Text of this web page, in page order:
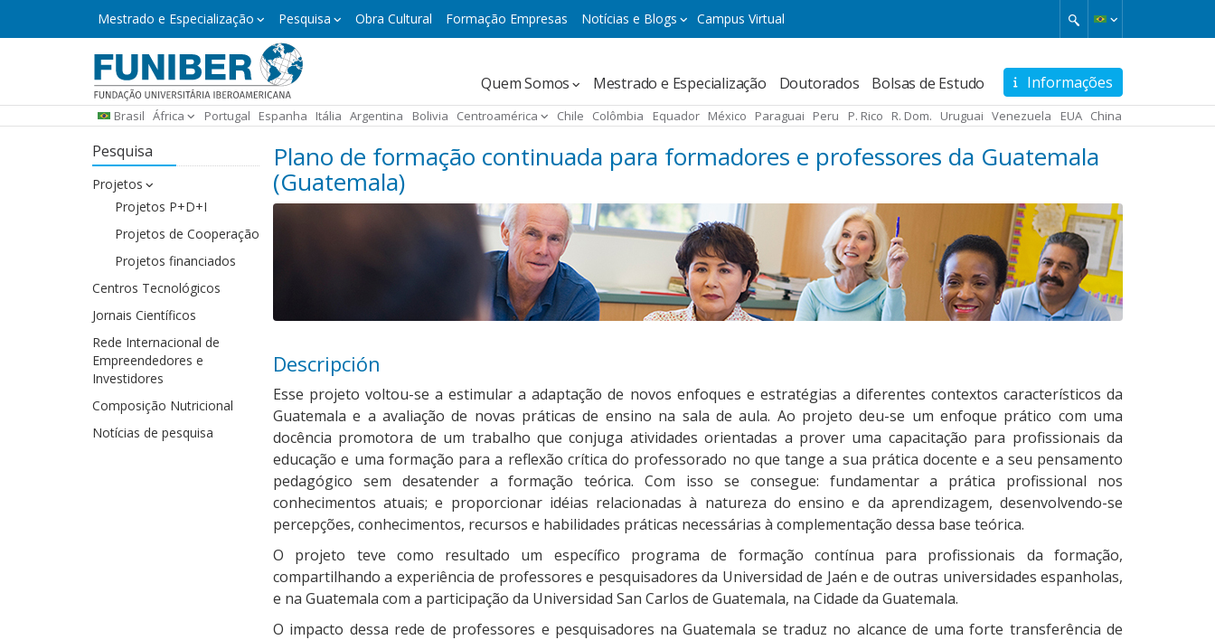
Mestrado
e
Mestrado e Especialização Pesquisa Obra Cultural Formação Empresas Notícias e Blogs Campus Virtual
Informações
Navegación
principal
Quem Somos Mestrado e Especialização Doutorados Bolsas de Estudo
Brasil África Portugal Espanha Itália Argentina Bolivia Centroamérica Chile Colômbia Equador México Paraguai Peru P. Rico R. Dom. Uruguai Venezuela EUA China
Pesquisa
Projetos
Projetos P+D+I
Projetos de Cooperação
Projetos financiados
Centros Tecnológicos
Jornais Científicos
Rede Internacional de
Empreendedores e
Investidores
Composição Nutricional
Notícias de pesquisa
Plano de formação continuada para formadores e professores da Guatemala
(Guatemala)
Descripción
Esse projeto voltou-se a estimular a adaptação de novos enfoques e estratégias a diferentes contextos característicos da
Guatemala e a avaliação de novas práticas de ensino na sala de aula. Ao projeto deu-se um enfoque prático com uma
docência promotora de um trabalho que conjuga atividades orientadas a prover uma capacitação para profissionais da
educação e uma formação para a reflexão crítica do professorado no que tange a sua prática docente e a seu pensamento
pedagógico sem desatender a formação teórica. Com isso se consegue: fundamentar a prática profissional nos
conhecimentos atuais; e proporcionar idéias relacionadas à natureza do ensino e da aprendizagem, desenvolvendo-se
percepções, conhecimentos, recursos e habilidades práticas necessárias à complementação dessa base teórica.
O projeto teve como resultado um específico programa de formação contínua para profissionais da formação,
compartilhando a experiência de professores e pesquisadores da Universidad de Jaén e de outras universidades espanholas,
e na Guatemala com a participação da Universidad San Carlos de Guatemala, na Cidade da Guatemala.
O impacto dessa rede de professores e pesquisadores na Guatemala se traduz no alcance de uma forte transferência de